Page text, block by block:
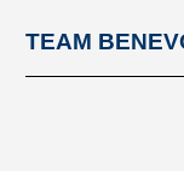
TEAM